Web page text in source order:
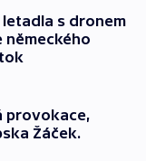
s dronem
německého
provokace,
Žáček.